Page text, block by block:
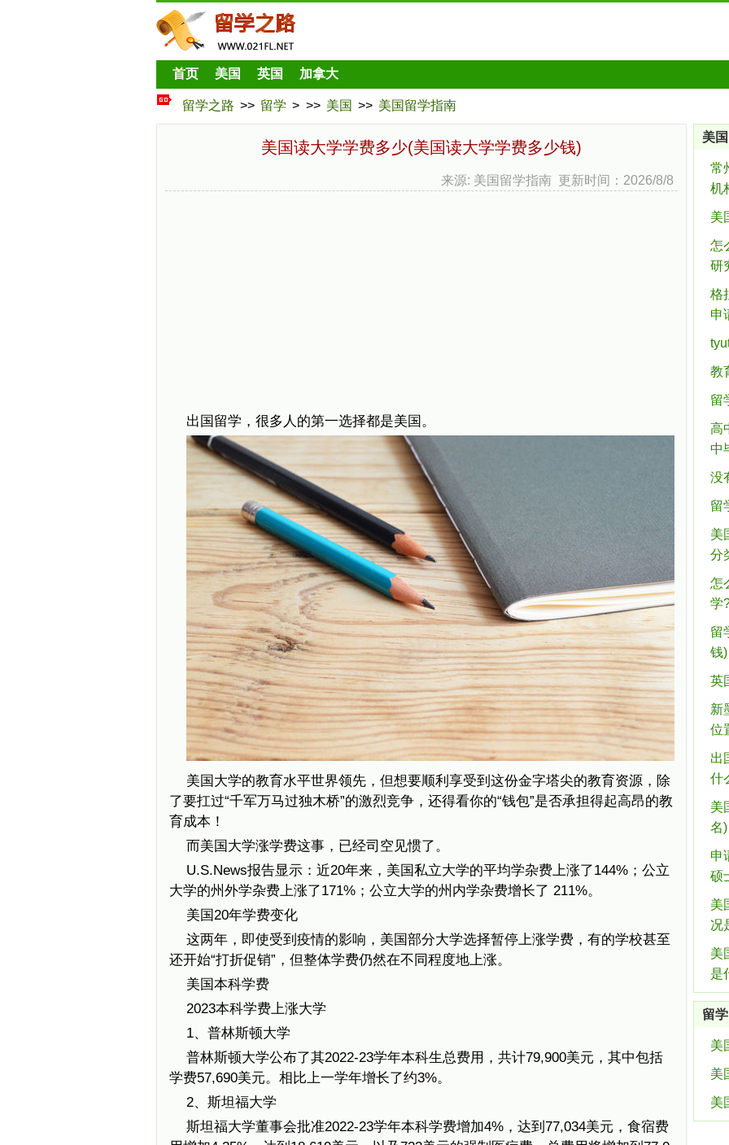
首页 美国 英国 加拿大
留学之路 >> 留学 > >> 美国 >> 美国留学指南
美国读大学学费多少(美国读大学学费多少钱)
来源: 美国留学指南 更新时间：2026/8/8
出国留学，很多人的第一选择都是美国。
美国大学的教育水平世界领先，但想要顺利享受到这份金字塔尖的教育资源，除
了要扛过“千军万马过独木桥”的激烈竞争，还得看你的“钱包”是否承担得起高昂的教
育成本！
而美国大学涨学费这事，已经司空见惯了。
U.S.News报告显示：近20年来，美国私立大学的平均学杂费上涨了144%；公立
大学的州外学杂费上涨了171%；公立大学的州内学杂费增长了 211%。
美国20年学费变化
这两年，即使受到疫情的影响，美国部分大学选择暂停上涨学费，有的学校甚至
还开始“打折促销”，但整体学费仍然在不同程度地上涨。
美国本科学费
2023本科学费上涨大学
1、普林斯顿大学
普林斯顿大学公布了其2022-23学年本科生总费用，共计79,900美元，其中包括
学费57,690美元。相比上一学年增长了约3%。
2、斯坦福大学
斯坦福大学董事会批准2022-23学年本科学费增加4%，达到77,034美元，食宿费
美
常
机
美
怎
研
格
申
教
留
高
中
没
留
美
分
怎
学
留
钱)
英
新
位
出
什
美
名)
申
硕
美
况
美
是
留学
美
美
美